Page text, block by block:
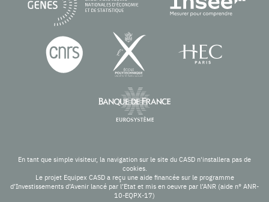
En tant que simple visiteur, la navigation sur le site du CASD n'installera pas de
cookies.
Le projet Equipex CASD a reçu une aide financée sur le programme
d’Investissements d’Avenir lancé par l’Etat et mis en oeuvre par l’ANR (aide n° ANR-
10-EQPX-17)